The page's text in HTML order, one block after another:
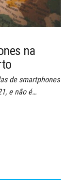
na
de smartphones
e não é…